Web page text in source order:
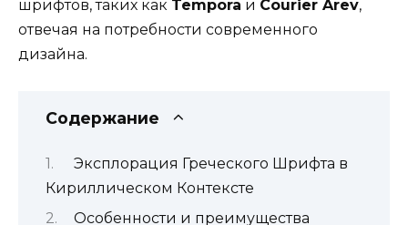
шрифтов, таких как Tempora и Courier Arev,
отвечая на потребности современного
дизайна.
Содержание
Эксплорация Греческого Шрифта в
Кириллическом Контексте
Особенности и преимущества